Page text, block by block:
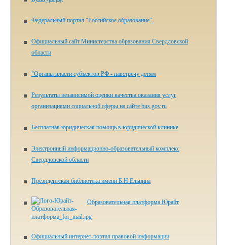
Федеральный портал "Российское образование"
Официальный сайт Министерства образования Свердловской
области
"Органы власти субъектов РФ - навстречу детям
Результаты независимой оценки качества оказания услуг
организациями социальной сферы на сайте bus.gov.ru
Бесплатная юридическая помощь в юридической клинике
Электронный информационно-образовательный комплекс
Свердловской области
Президентская библиотека имени Б.Н.Ельцина
Образовательная платформа Юрайт
Официальный интернет-портал правовой информации